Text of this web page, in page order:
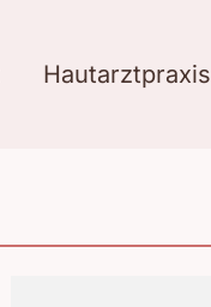
Hautarztpraxis